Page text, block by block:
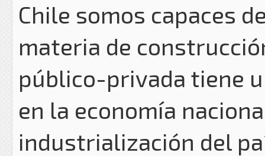
Chile somos capaces
materia de
público-privada tiene
en la economía
industrialización del